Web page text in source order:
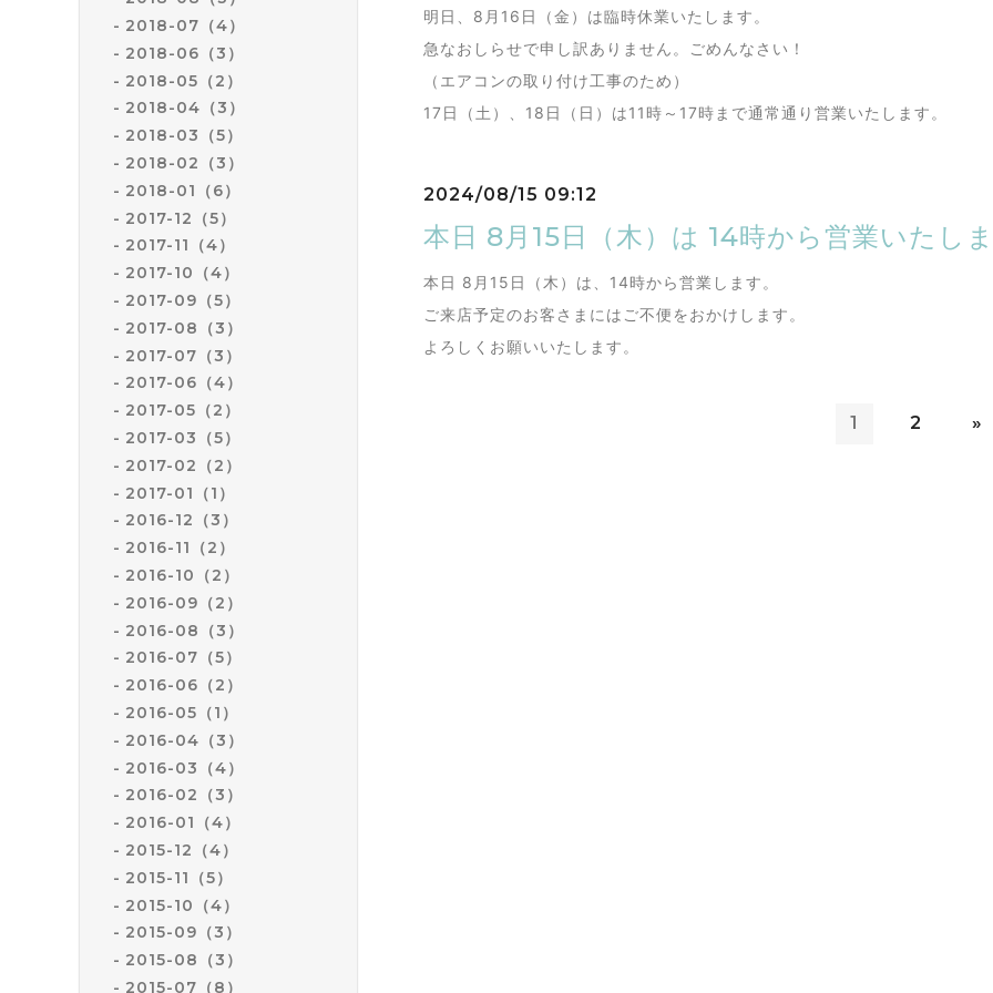
2018-07（4）
2018-06（3）
2018-05（2）
2018-04（3）
2018-03（5）
2018-02（3）
2018-01（6）
2017-12（5）
2017-11（4）
2017-10（4）
2017-09（5）
2017-08（3）
2017-07（3）
2017-06（4）
2017-05（2）
2017-03（5）
2017-02（2）
2017-01（1）
2016-12（3）
2016-11（2）
2016-10（2）
2016-09（2）
2016-08（3）
2016-07（5）
2016-06（2）
2016-05（1）
2016-04（3）
2016-03（4）
2016-02（3）
2016-01（4）
2015-12（4）
2015-11（5）
2015-10（4）
2015-09（3）
2015-08（3）
2015-07（8）
明日、8月16日（金）は臨時休業いたします。
急なおしらせで申し訳ありません。ごめんなさい！
（エアコンの取り付け工事のため）
17日（土）、18日（日）は11時～17時まで通常通り営業いたします。
2024/08/15 09:12
本日 8月15日（木）は 14時から営業いたし
本日 8月15日（木）は、14時から営業します。
ご来店予定のお客さまにはご不便をおかけします。
よろしくお願いいたします。
1 2 »